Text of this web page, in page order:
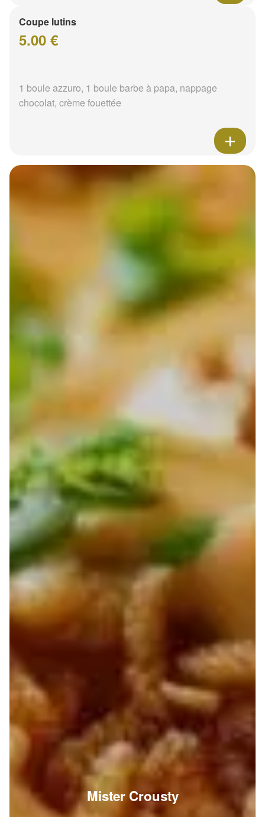
Coupe lutins
5.00 €
1 boule azzuro, 1 boule barbe à papa, nappage
chocolat, crème fouettée
Mister Crousty